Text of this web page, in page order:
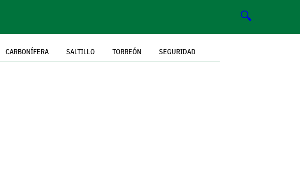
🔍
CARBONÍFERA SALTILLO TORREÓN SEGURIDAD